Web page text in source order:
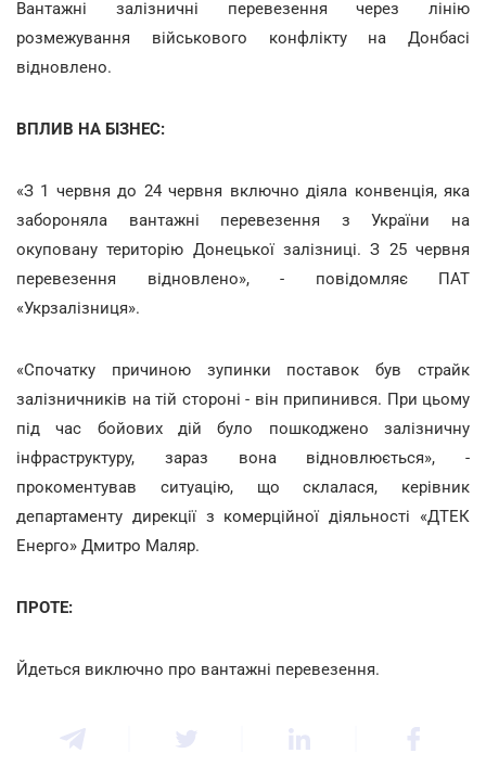
Вантажні залізничні перевезення через лінію
розмежування військового конфлікту на Донбасі
відновлено.
ВПЛИВ НА БІЗНЕС:
«З 1 червня до 24 червня включно діяла конвенція, яка
забороняла вантажні перевезення з України на
окуповану територію Донецької залізниці. З 25 червня
перевезення відновлено», - повідомляє ПАТ
«Укрзалізниця».
«Спочатку причиною зупинки поставок був страйк
залізничників на тій стороні - він припинився. При цьому
під час бойових дій було пошкоджено залізничну
інфраструктуру, зараз вона відновлюється», -
прокоментував ситуацію, що склалася, керівник
департаменту дирекції з комерційної діяльності «ДТЕК
Енерго» Дмитро Маляр.
ПРОТЕ:
Йдеться виключно про вантажні перевезення.